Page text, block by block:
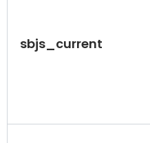
sbjs_current